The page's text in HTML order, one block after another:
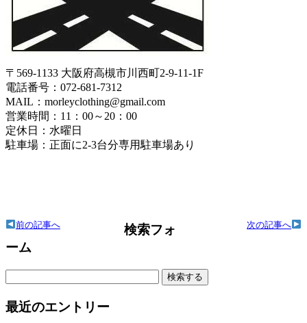
〒569-1133 大阪府高槻市川西町2-9-11-1F
電話番号：072-681-7312
MAIL：morleyclothing@gmail.com
営業時間：11：00～20：00
定休日：水曜日
駐車場：正面に2-3台分専用駐車場あり
次の記事へ
前の記事へ
検索フォ
ーム
最近のエントリー